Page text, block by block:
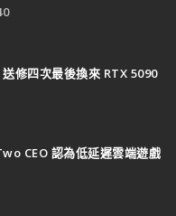
修四次最後換來 RTX 5090
CEO 認為低延遲雲端遊戲